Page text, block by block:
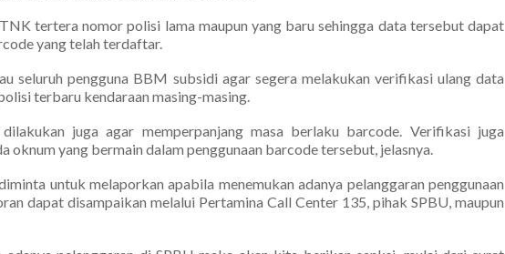
tertera nomor polisi lama maupun yang baru sehingga data tersebut dapat
yang telah terdaftar.
seluruh pengguna BBM subsidi agar segera melakukan verifikasi ulang data
terbaru kendaraan masing-masing.
juga agar memperpanjang masa berlaku barcode. Verifikasi juga
oknum yang bermain dalam penggunaan barcode tersebut, jelasnya.
untuk melaporkan apabila menemukan adanya pelanggaran penggunaan
dapat disampaikan melalui Pertamina Call Center 135, pihak SPBU, maupun